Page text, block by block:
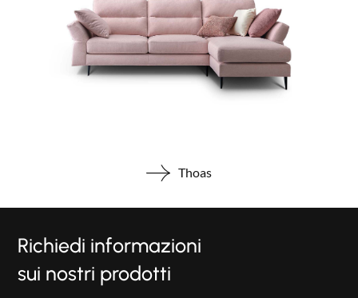
Thoas
Richiedi informazioni
sui nostri prodotti